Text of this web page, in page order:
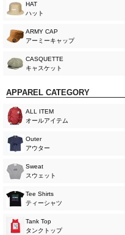
HAT
ハット
ARMY CAP
アーミーキャップ
CASQUETTE
キャスケット
APPAREL CATEGORY
ALL ITEM
オールアイテム
Outer
アウター
Sweat
スウェット
Tee Shirts
ティーシャツ
Tank Top
タンクトップ